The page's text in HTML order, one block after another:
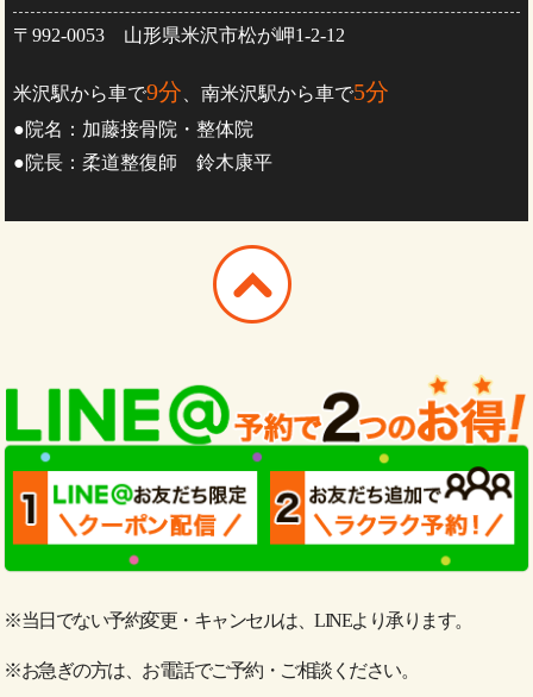
〒992-0053 山形県米沢市松が岬1-2-12
米沢駅から車で9分 、南米沢駅から車で5分
●院名：加藤接骨院・整体院
●院長：柔道整復師 鈴木康平
※当日でない予約変更・キャンセルは、LINEより承ります。
※お急ぎの方は、お電話でご予約・ご相談ください。